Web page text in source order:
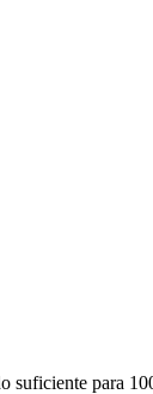
suficiente para